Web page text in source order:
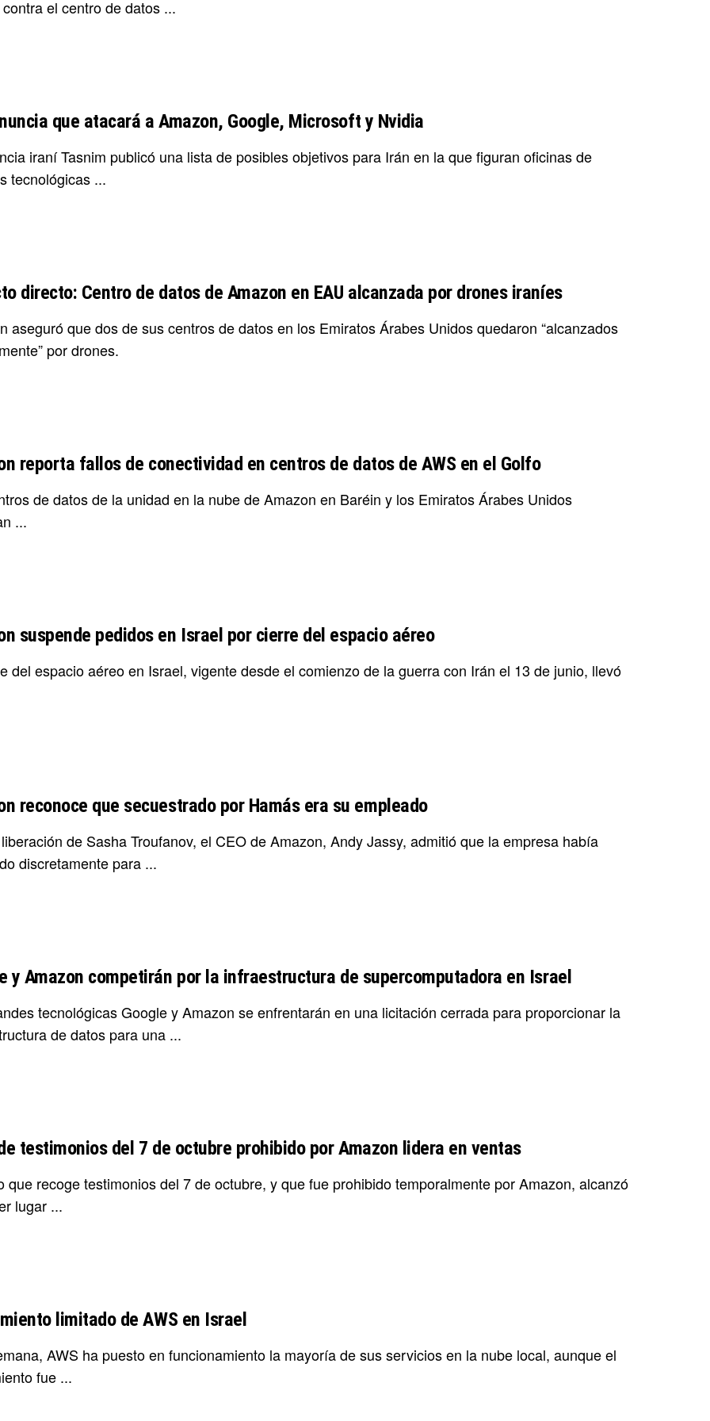
el centro de datos ...
que atacará a Amazon, Google, Microsoft y Nvidia
iraní Tasnim publicó una lista de posibles objetivos para Irán en la que figuran oficinas de
tecnológicas ...
directo: Centro de datos de Amazon en EAU alcanzada por drones iraníes
aseguró que dos de sus centros de datos en los Emiratos Árabes Unidos quedaron “alcanzados
por drones.
reporta fallos de conectividad en centros de datos de AWS en el Golfo
de datos de la unidad en la nube de Amazon en Baréin y los Emiratos Árabes Unidos
...
suspende pedidos en Israel por cierre del espacio aéreo
del espacio aéreo en Israel, vigente desde el comienzo de la guerra con Irán el 13 de junio, llevó
reconoce que secuestrado por Hamás era su empleado
de Sasha Troufanov, el CEO de Amazon, Andy Jassy, admitió que la empresa había
discretamente para ...
y Amazon competirán por la infraestructura de supercomputadora en Israel
tecnológicas Google y Amazon se enfrentarán en una licitación cerrada para proporcionar la
de datos para una ...
testimonios del 7 de octubre prohibido por Amazon lidera en ventas
que recoge testimonios del 7 de octubre, y que fue prohibido temporalmente por Amazon, alcanzó
lugar ...
limitado de AWS en Israel
AWS ha puesto en funcionamiento la mayoría de sus servicios en la nube local, aunque el
fue ...